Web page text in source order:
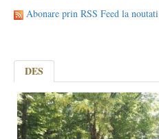
Abonare prin RSS Feed la noutati
DES